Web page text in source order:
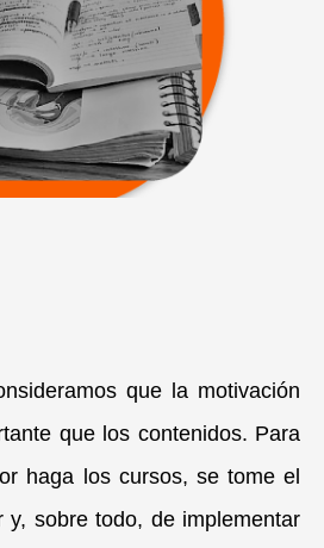
que la motivación
que los contenidos. Para
haga los cursos, se tome el
y, sobre todo, de implementar